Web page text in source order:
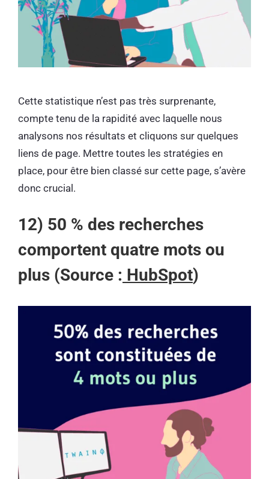
Cette statistique n’est pas très surprenante,
compte tenu de la rapidité avec laquelle nous
analysons nos résultats et cliquons sur quelques
liens de page. Mettre toutes les stratégies en
place, pour être bien classé sur cette page, s’avère
donc crucial.
12) 50 % des recherches
comportent quatre mots ou
plus (Source : HubSpot)